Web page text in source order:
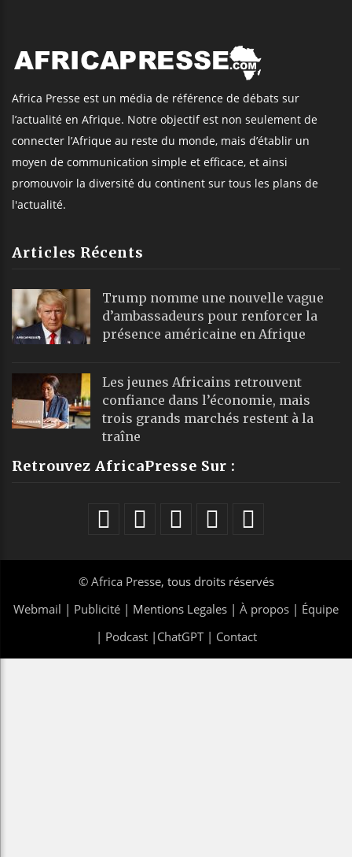
Africa Presse est un média de référence de débats sur
l’actualité en Afrique. Notre objectif est non seulement de
connecter l’Afrique au reste du monde, mais d’établir un
moyen de communication simple et efficace, et ainsi
promouvoir la diversité du continent sur tous les plans de
l'actualité.
Articles Récents
Trump nomme une nouvelle vague
d’ambassadeurs pour renforcer la
présence américaine en Afrique
Les jeunes Africains retrouvent
confiance dans l’économie, mais
trois grands marchés restent à la
traîne
Retrouvez AfricaPresse Sur :
© Africa Presse, tous droits réservés
Webmail | Publicité | Mentions Legales | À propos | Équipe
| Podcast| ChatGPT| Contact